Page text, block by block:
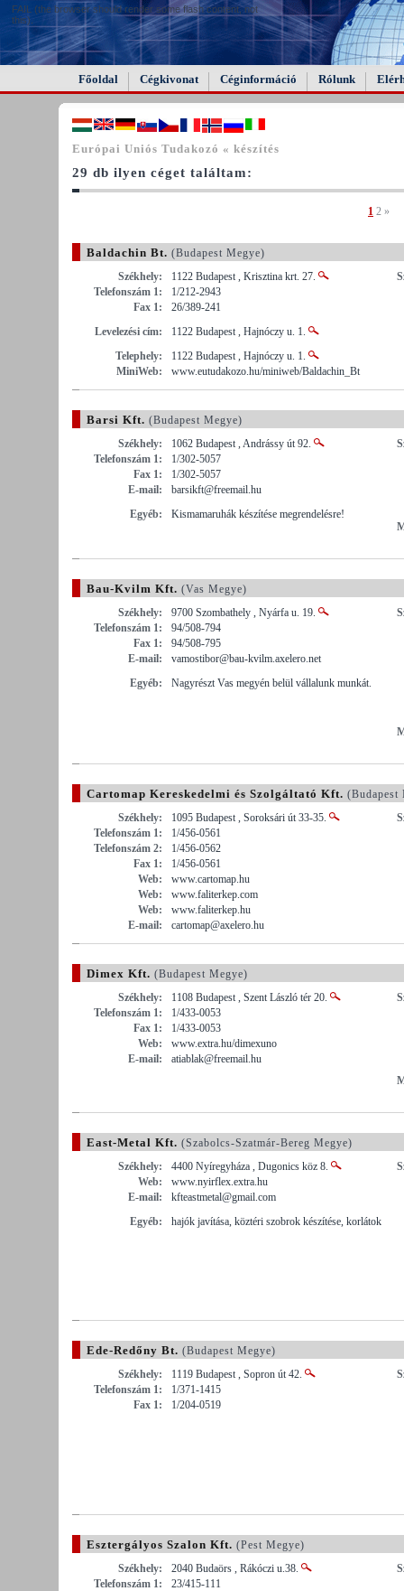
FAIL (the browser should render some flash content, not
this).
Főoldal Cégkivonat Céginformáció Rólunk
Európai Uniós Tudakozó « készítés
29 db ilyen céget találtam:
1 2 »
Baldachin Bt. (Budapest Megye)
Székhely:
1122 Budapest , Krisztina krt. 27.
Telefonszám 1:
1/212-2943
Fax 1:
26/389-241
Levelezési cím:
1122 Budapest , Hajnóczy u. 1.
Telephely:
1122 Budapest , Hajnóczy u. 1.
MiniWeb:
www.eutudakozo.hu/miniweb/Baldachin_Bt
Barsi Kft. (Budapest Megye)
Székhely:
1062 Budapest , Andrássy út 92.
Telefonszám 1:
1/302-5057
Fax 1:
1/302-5057
E-mail:
barsikft@freemail.hu
Egyéb:
Kismamaruhák készítése megrendelésre!
Bau-Kvilm Kft. (Vas Megye)
Székhely:
9700 Szombathely , Nyárfa u. 19.
Telefonszám 1:
94/508-794
Fax 1:
94/508-795
E-mail:
vamostibor@bau-kvilm.axelero.net
Egyéb:
Nagyrészt Vas megyén belül vállalunk munkát.
Cartomap Kereskedelmi és Szolgáltató Kft. (Budapest
Székhely:
1095 Budapest , Soroksári út 33-35.
Telefonszám 1:
1/456-0561
Telefonszám 2:
1/456-0562
Fax 1:
1/456-0561
Web:
www.cartomap.hu
Web:
www.faliterkep.com
Web:
www.faliterkep.hu
E-mail:
cartomap@axelero.hu
Dimex Kft. (Budapest Megye)
Székhely:
1108 Budapest , Szent László tér 20.
Telefonszám 1:
1/433-0053
Fax 1:
1/433-0053
Web:
www.extra.hu/dimexuno
E-mail:
atiablak@freemail.hu
East-Metal Kft. (Szabolcs-Szatmár-Bereg Megye)
Székhely:
4400 Nyíregyháza , Dugonics köz 8.
Web:
www.nyirflex.extra.hu
E-mail:
kfteastmetal@gmail.com
Egyéb:
hajók javítása, köztéri szobrok készítése, korlátok
Ede-Redőny Bt. (Budapest Megye)
Székhely:
1119 Budapest , Sopron út 42.
Telefonszám 1:
1/371-1415
Fax 1:
1/204-0519
Esztergályos Szalon Kft. (Pest Megye)
Székhely:
2040 Budaörs , Rákóczi u.38.
Telefonszám 1:
23/415-111